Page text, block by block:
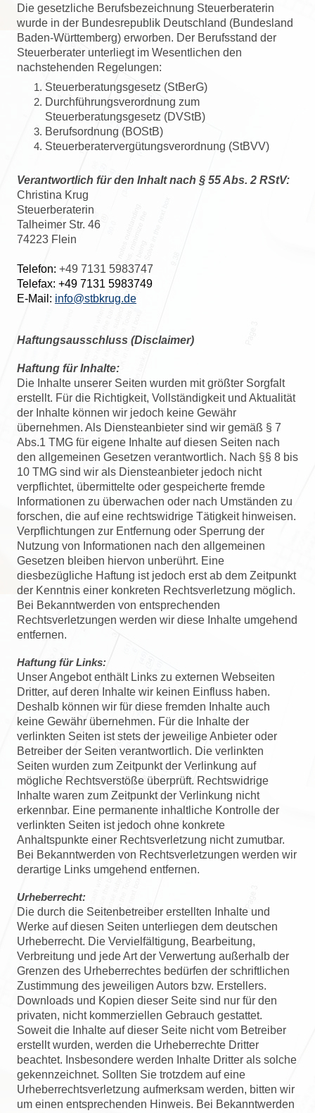
Die gesetzliche Berufsbezeichnung Steuerberaterin
wurde in der Bundesrepublik Deutschland (Bundesland
Baden-Württemberg) erworben. Der Berufsstand der
Steuerberater unterliegt im Wesentlichen den
nachstehenden Regelungen:
Steuerberatungsgesetz (StBerG)
Durchführungsverordnung zum
Steuerberatungsgesetz (DVStB)
Berufsordnung (BOStB)
Steuerberatervergütungsverordnung (StBVV)
Verantwortlich für den Inhalt nach § 55 Abs. 2 RStV:
Christina Krug
Steuerberaterin
Talheimer Str. 46
74223 Flein
Telefon: +49 7131 5983747
Telefax: +49 7131 5983749
E-Mail: info@stbkrug.de
Haftungsausschluss (Disclaimer)
Haftung für Inhalte:
Die Inhalte unserer Seiten wurden mit größter Sorgfalt
erstellt. Für die Richtigkeit, Vollständigkeit und Aktualität
der Inhalte können wir jedoch keine Gewähr
übernehmen. Als Diensteanbieter sind wir gemäß § 7
Abs.1 TMG für eigene Inhalte auf diesen Seiten nach
den allgemeinen Gesetzen verantwortlich. Nach §§ 8 bis
10 TMG sind wir als Diensteanbieter jedoch nicht
verpflichtet, übermittelte oder gespeicherte fremde
Informationen zu überwachen oder nach Umständen zu
forschen, die auf eine rechtswidrige Tätigkeit hinweisen.
Verpflichtungen zur Entfernung oder Sperrung der
Nutzung von Informationen nach den allgemeinen
Gesetzen bleiben hiervon unberührt. Eine
diesbezügliche Haftung ist jedoch erst ab dem Zeitpunkt
der Kenntnis einer konkreten Rechtsverletzung möglich.
Bei Bekanntwerden von entsprechenden
Rechtsverletzungen werden wir diese Inhalte umgehend
entfernen.
Haftung für Links:
Unser Angebot enthält Links zu externen Webseiten
Dritter, auf deren Inhalte wir keinen Einfluss haben.
Deshalb können wir für diese fremden Inhalte auch
keine Gewähr übernehmen. Für die Inhalte der
verlinkten Seiten ist stets der jeweilige Anbieter oder
Betreiber der Seiten verantwortlich. Die verlinkten
Seiten wurden zum Zeitpunkt der Verlinkung auf
mögliche Rechtsverstöße überprüft. Rechtswidrige
Inhalte waren zum Zeitpunkt der Verlinkung nicht
erkennbar. Eine permanente inhaltliche Kontrolle der
verlinkten Seiten ist jedoch ohne konkrete
Anhaltspunkte einer Rechtsverletzung nicht zumutbar.
Bei Bekanntwerden von Rechtsverletzungen werden wir
derartige Links umgehend entfernen.
Urheberrecht:
Die durch die Seitenbetreiber erstellten Inhalte und
Werke auf diesen Seiten unterliegen dem deutschen
Urheberrecht. Die Vervielfältigung, Bearbeitung,
Verbreitung und jede Art der Verwertung außerhalb der
Grenzen des Urheberrechtes bedürfen der schriftlichen
Zustimmung des jeweiligen Autors bzw. Erstellers.
Downloads und Kopien dieser Seite sind nur für den
privaten, nicht kommerziellen Gebrauch gestattet.
Soweit die Inhalte auf dieser Seite nicht vom Betreiber
erstellt wurden, werden die Urheberrechte Dritter
beachtet. Insbesondere werden Inhalte Dritter als solche
gekennzeichnet. Sollten Sie trotzdem auf eine
Urheberrechtsverletzung aufmerksam werden, bitten wir
um einen entsprechenden Hinweis. Bei Bekanntwerden